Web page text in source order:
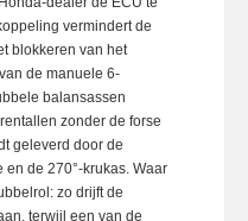
vermindert de
blokkeren van het
de manuele 6-
balansassen
zonder de forse
geleverd door de
de 270°-krukas. Waar
zo drijft de
terwijl een van de